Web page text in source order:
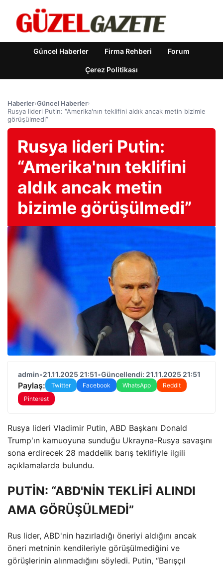
Güncel Haberler Firma Rehberi Forum
Çerez Politikası
Haberler›Güncel Haberler›
Rusya lideri Putin: “Amerika'nın teklifini aldık ancak metin bizimle
görüşülmedi”
Rusya lideri Putin:
“Amerika'nın teklifini
aldık ancak metin
bizimle görüşülmedi”
admin•21.11.2025 21:51•Güncellendi: 21.11.2025 21:51
Paylaş: Twitter Facebook WhatsApp
Reddit
Pinterest
Rusya lideri Vladimir Putin, ABD Başkanı Donald
Trump'ın kamuoyuna sunduğu Ukrayna-Rusya savaşını
sona erdirecek 28 maddelik barış teklifiyle ilgili
açıklamalarda bulundu.
PUTİN: “ABD'NİN TEKLİFİ ALINDI
AMA GÖRÜŞÜLMEDİ”
Rus lider, ABD'nin hazırladığı öneriyi aldığını ancak
öneri metninin kendileriyle görüşülmediğini ve
görüşlerinin alınmadığını söyledi. Putin, “Barışçıl